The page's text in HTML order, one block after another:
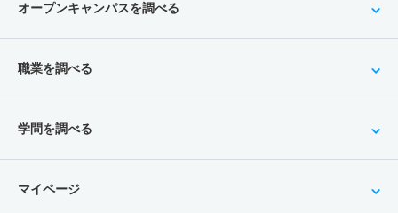
オープンキャンパスを調べる
職業を調べる
学問を調べる
マイページ